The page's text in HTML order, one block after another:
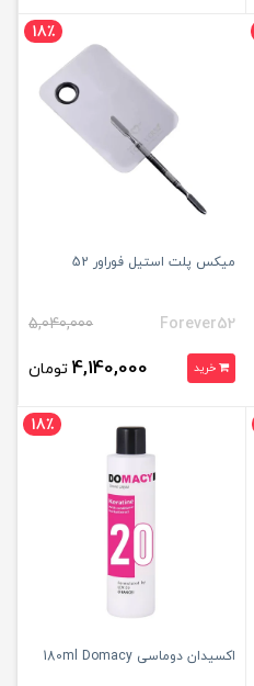
18٪
میکس پلت استیل فوراور 52
Forever52
5,040,000
خرید 4,140,000 تومان
18٪
اکسیدان دوماسی 180ml Domacy